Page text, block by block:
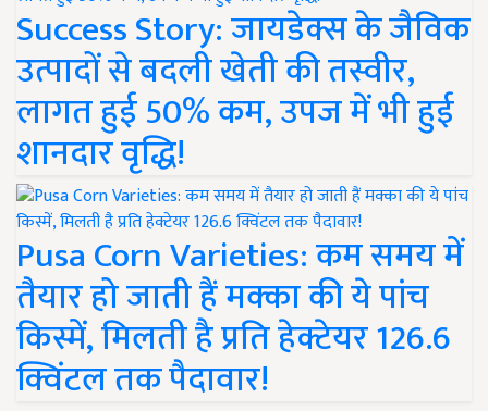
Success Story: जायडेक्स के जैविक
उत्पादों से बदली खेती की तस्वीर,
लागत हुई 50% कम, उपज में भी हुई
शानदार वृद्धि!
Pusa Corn Varieties: कम समय में
तैयार हो जाती हैं मक्का की ये पांच
किस्में, मिलती है प्रति हेक्टेयर 126.6
क्विंटल तक पैदावार!